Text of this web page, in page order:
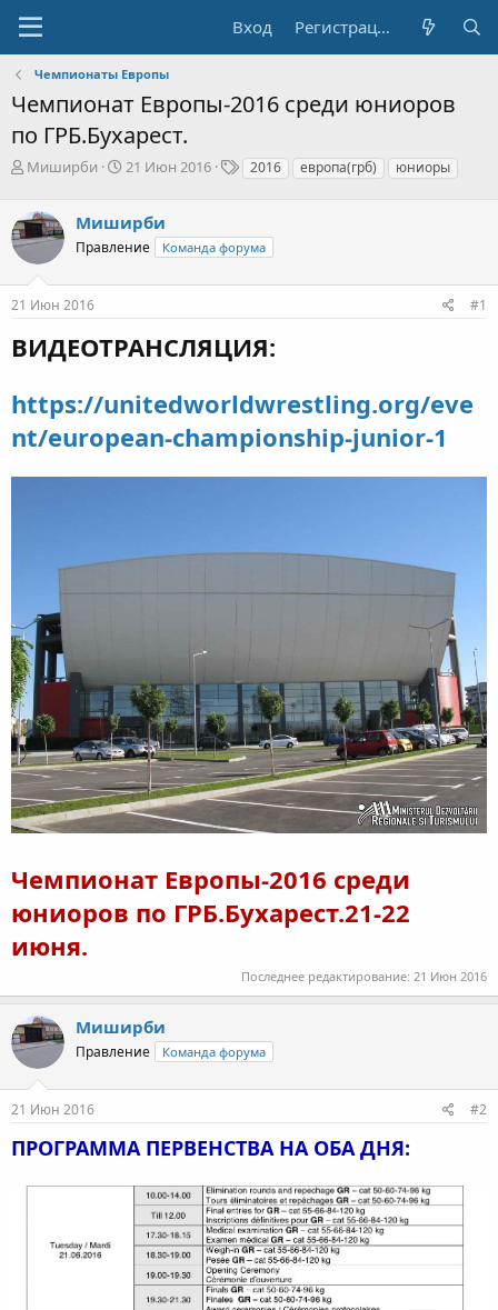
Вход Регистрация
Чемпионаты Европы
Чемпионат Европы-2016 среди юниоров
по ГРБ.Бухарест.
А
о
р
т
е
м
Миширби
Д
а
н
ч
а
21 Июн 2016
Т2016 европа(грб) юниоры
Миширби
Правление Команда форума
21 Июн 2016 #1
ВИДЕОТРАНСЛЯЦИЯ:
https://unitedworldwrestling.org/eve
nt/european-championship-junior-1
Чемпионат Европы-2016 среди
юниоров по ГРБ.Бухарест.21-22
июня.
Последнее редактирование: 21 Июн 2016
Миширби
Правление Команда форума
21 Июн 2016 #2
ПРОГРАММА ПЕРВЕНСТВА НА ОБА ДНЯ: